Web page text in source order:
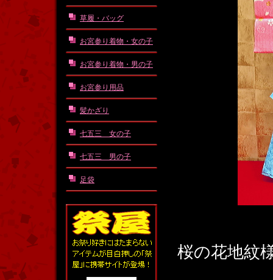
草履・バッグ
お宮参り着物・女の子
お宮参り着物・男の子
お宮参り用品
髪かざり
七五三 女の子
七五三 男の子
足袋
桜の花地紋